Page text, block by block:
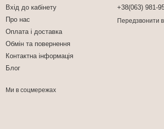
Вхід до кабінету
Про нас
Оплата і доставка
Обмін та повернення
Контактна інформація
Блог
Ми в соцмережах
+38(063) 981-
Передзвонити